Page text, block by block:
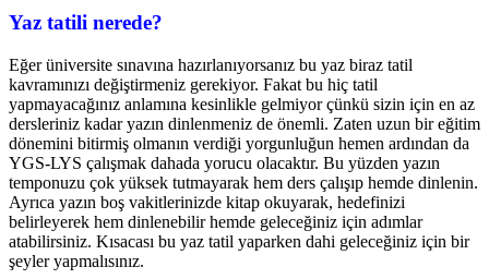
Yaz tatili nerede?
Eğer üniversite sınavına hazırlanıyorsanız bu yaz biraz tatil
kavramınızı değiştirmeniz gerekiyor. Fakat bu hiç tatil
yapmayacağınız anlamına kesinlikle gelmiyor çünkü sizin için en az
dersleriniz kadar yazın dinlenmeniz de önemli. Zaten uzun bir eğitim
dönemini bitirmiş olmanın verdiği yorgunluğun hemen ardından da
YGS-LYS çalışmak dahada yorucu olacaktır. Bu yüzden yazın
temponuzu çok yüksek tutmayarak hem ders çalışıp hemde dinlenin.
Ayrıca yazın boş vakitlerinizde kitap okuyarak, hedefinizi
belirleyerek hem dinlenebilir hemde geleceğiniz için adımlar
atabilirsiniz. Kısacası bu yaz tatil yaparken dahi geleceğiniz için bir
şeyler yapmalısınız.